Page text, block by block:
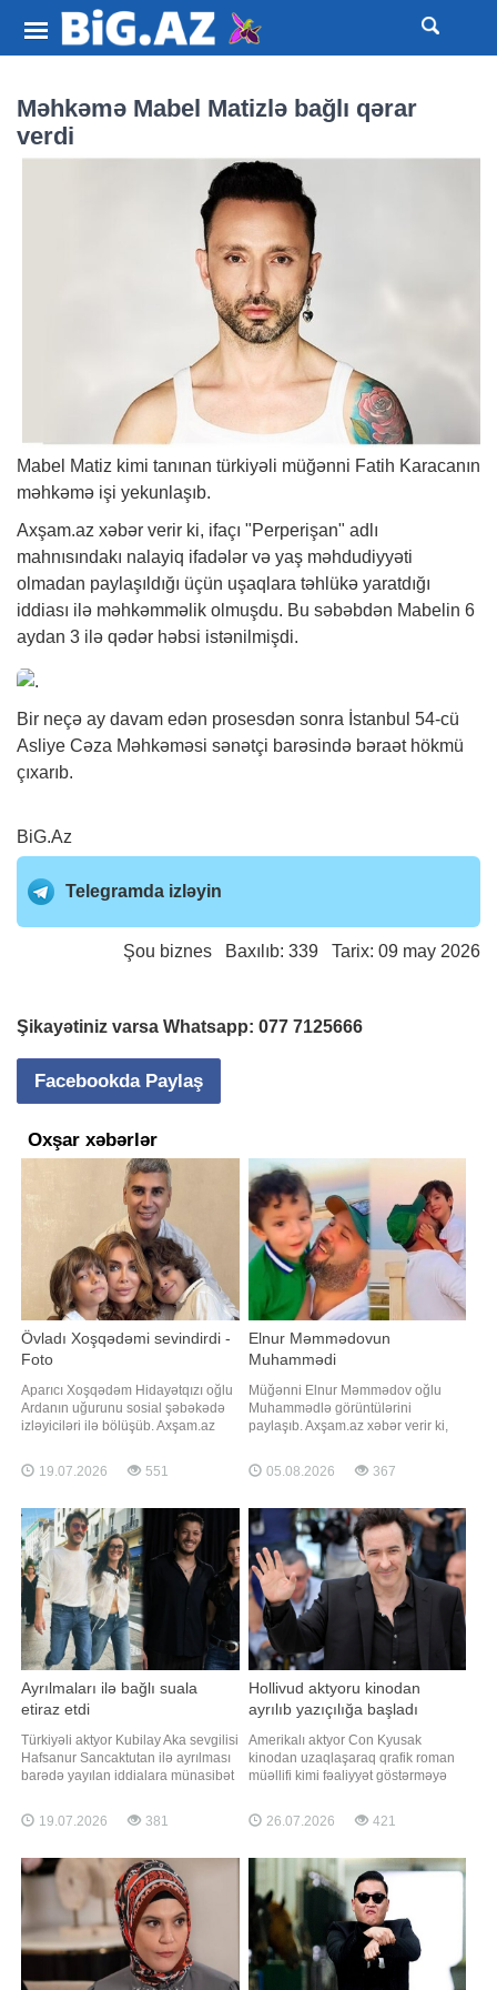
Məhkəmə Mabel Matizlə bağlı qərar
verdi
Mabel Matiz kimi tanınan türkiyəli müğənni Fatih Karacanın
məhkəmə işi yekunlaşıb.
Axşam.az xəbər verir ki, ifaçı "Perperişan" adlı
mahnısındakı nalayiq ifadələr və yaş məhdudiyyəti
olmadan paylaşıldığı üçün uşaqlara təhlükə yaratdığı
iddiası ilə məhkəmməlik olmuşdu. Bu səbəbdən Mabelin 6
aydan 3 ilə qədər həbsi istənilmişdi.
Bir neçə ay davam edən prosesdən sonra İstanbul 54-cü
Asliye Cəza Məhkəməsi sənətçi barəsində bəraət hökmü
çıxarıb.
BiG.Az
Telegramda izləyin
Şou biznes Baxılıb: 339 Tarix: 09 may 2026
Şikayətiniz varsa Whatsapp: 077 7125666
Facebookda Paylaş
Oxşar xəbərlər
Övladı Xoşqədəmi sevindirdi -
Foto
Aparıcı Xoşqədəm Hidayətqızı oğlu
Ardanın uğurunu sosial şəbəkədə
izləyiciləri ilə bölüşüb. Axşam.az
festivalda birinci yerə layiq görülən
oğlunun mükafat aldığı anlardan
sözlər həsr edib. Xoşqədəm bildirib
ki, Arda pianoya başlayand
19.07.2026 551
Elnur Məmmədovun
Muhammədi
Müğənni Elnur Məmmədov oğlu
Muhammədlə görüntülərini
paylaşıb. Axşam.az xəbər verir ki,
videonu sosial şəbəkə hesabında
izləyiciləri ilə bölüşüb. Elnur
sözünü yazıb. Qeyd edək ki,
sənətçinin İnam adlı daha bir övladı
var
05.08.2026 367
Ayrılmaları ilə bağlı suala
etiraz etdi
Türkiyəli aktyor Kubilay Aka sevgilisi
Hafsanur Sancaktutan ilə ayrılması
barədə yayılan iddialara münasibət
aktyor münasibətlərinin davam
etdiyini açıqlayıb. "Əlaqəmiz davam
Münasibətlər sosial mediada
yaşanmır", - deyə Kubila
19.07.2026 381
Hollivud aktyoru kinodan
ayrılıb yazıçılığa başladı
Amerikalı aktyor Con Kyusak
kinodan uzaqlaşaraq qrafik roman
müəllifi kimi fəaliyyət göstərməyə
aktyor bu barədə "Variety" nəşrinə
müsahibəsində danışıb. Kyusakın
həmişə ona kinematoqrafiyaya ən
yaxın janr kimi görünüb
26.07.2026 421